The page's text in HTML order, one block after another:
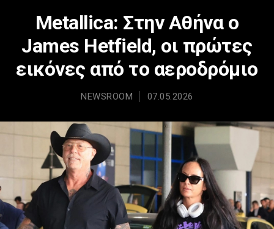
Metallica: Στην Αθήνα ο
James Hetfield, οι πρώτες
εικόνες από το αεροδρόμιο
NEWSROOM 07.05.2026